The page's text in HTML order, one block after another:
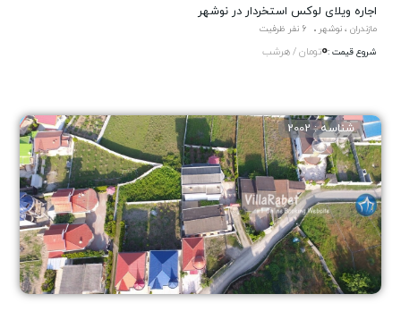
اجاره ویلای لوکس استخردار در نوشهر
مازندران ، نوشهر
6 نفر ظرفیت
شروع قیمت :0تومان / هرشب
شناسه : 2002